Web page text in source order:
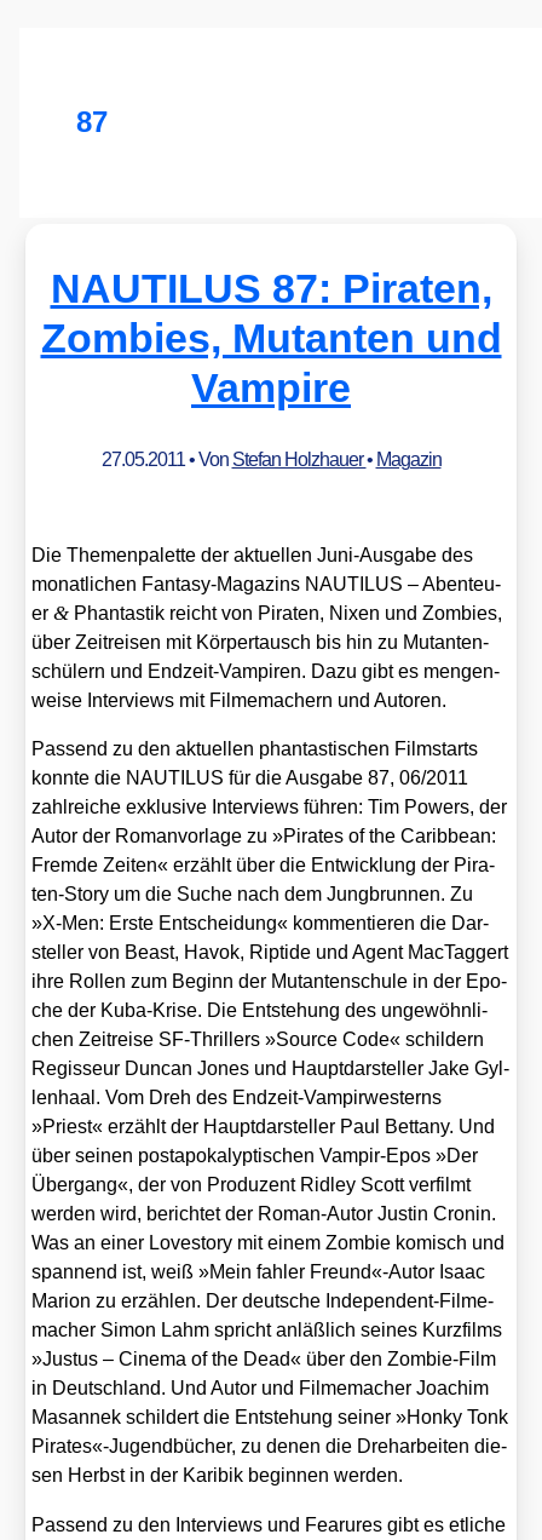
87
NAUTILUS 87: Piraten,
Zombies, Mutanten und
Vampire
27.05.2011• Von Stefan Holzhauer• Magazin
Die The­men­pa­let­te der aktu­el­len Juni-Aus­ga­be des
monat­li­chen Fan­ta­sy-Maga­zins NAUTILUS – Aben­teu­
er& Phan­tas­tik reicht von Pira­ten, Nixen und Zom­bies,
über Zeit­rei­sen mit Kör­per­tausch bis hin zu Mutan­ten­
schü­lern und End­zeit-Vam­pi­ren. Dazu gibt es men­gen­
wei­se Inter­views mit Fil­me­ma­chern und Autoren.
Pas­send zu den aktu­el­len phan­tas­ti­schen Film­starts
konn­te die NAUTILUS für die Aus­ga­be 87, 06/​2011
zahl­rei­che exklu­si­ve Inter­views füh­ren: Tim Powers, der
Autor der Roman­vor­la­ge zu »Pira­tes of the Carib­be­an:
Frem­de Zei­ten« erzählt über die Ent­wick­lung der Pira­
ten-Sto­ry um die Suche nach dem Jung­brun­nen. Zu
»X‑Men: Ers­te Ent­schei­dung« kom­men­tie­ren die Dar­
stel­ler von Beast, Havok, Rip­t­i­de und Agent Mac­Tag­gert
ihre Rol­len zum Beginn der Mutan­ten­schu­le in der Epo­
che der Kuba-Kri­se. Die Ent­ste­hung des unge­wöhn­li­
chen Zeit­rei­se SF-Thril­lers »Source Code« schil­dern
Regis­seur Dun­can Jones und Haupt­dar­stel­ler Jake Gyl­
len­haal. Vom Dreh des End­zeit-Vam­pir­wes­terns
»Priest« erzählt der Haupt­dar­stel­ler Paul Bet­ta­ny. Und
über sei­nen post­apo­ka­lyp­ti­schen Vam­pir-Epos »Der
Über­gang«, der von Pro­du­zent Rid­ley Scott ver­filmt
wer­den wird, berich­tet der Roman-Autor Jus­tin Cro­nin.
Was an einer Love­sto­ry mit einem Zom­bie komisch und
span­nend ist, weiß »Mein fah­ler Freund«-Autor Isaac
Mari­on zu erzäh­len. Der deut­sche Inde­pen­dent-Fil­me­
ma­cher Simon Lahm spricht anläß­lich sei­nes Kurz­films
»Jus­tus – Cine­ma of the Dead« über den Zom­bie-Film
in Deutsch­land. Und Autor und Fil­me­ma­cher Joa­chim
Masan­nek schil­dert die Ent­ste­hung sei­ner »Hon­ky Tonk
Pirates«-Jugendbücher, zu denen die Dreh­ar­bei­ten die­
sen Herbst in der Kari­bik begin­nen wer­den.
Pas­send zu den Inter­views und Fear­ures gibt es etli­che